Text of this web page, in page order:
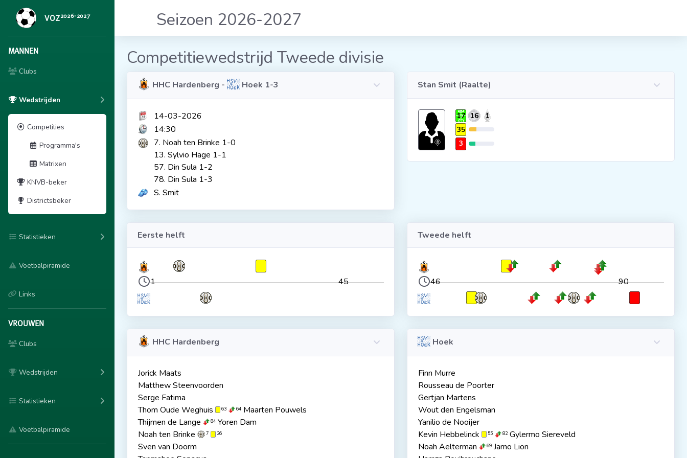
VOZ2026-2027
MANNEN
Clubs
Wedstrijden
Competities
Programma's
Matrixen
KNVB-beker
Districtsbeker
Statistieken
Voetbalpiramide
Links
VROUWEN
Clubs
Wedstrijden
Statistieken
Voetbalpiramide
Seizoen 2026-2027
Competitiewedstrijd Tweede divisie
HHC Hardenberg - Hoek 1-3
14-03-2026
14:30
7. Noah ten Brinke 1-0
13. Sylvio Hage 1-1
57. Din Sula 1-2
78. Din Sula 1-3
S. Smit
Stan Smit (Raalte)
17 16
1
35
3
Eerste helft
1 45
Tweede helft
46 90
HHC Hardenberg
Jorick Maats
Matthew Steenvoorden
Serge Fatima
Thom Oude Weghuis
63 64 Maarten Pouwels
Thijmen de Lange
84 Yoren Dam
Noah ten Brinke
7 26
Sven van Doorm
Hoek
Finn Murre
Rousseau de Poorter
Gertjan Martens
Wout den Engelsman
Yanilio de Nooijer
Kevin Hebbelinck
55 82 Gylermo Siereveld
Noah Aelterman
69 Jarno Lion